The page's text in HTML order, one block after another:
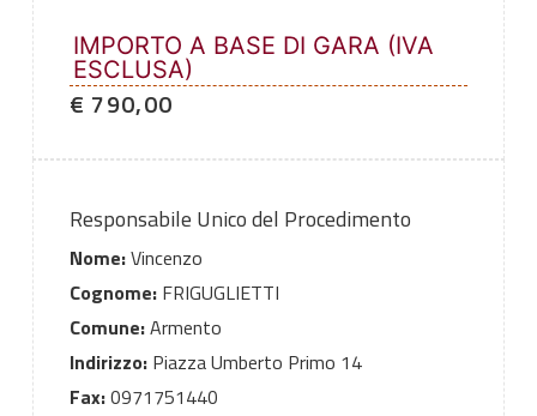
IMPORTO A BASE DI GARA (IVA
ESCLUSA)
€ 790,00
Responsabile Unico del Procedimento
Nome:Vincenzo
Cognome:FRIGUGLIETTI
Comune:Armento
Indirizzo:Piazza Umberto Primo 14
Fax:0971751440